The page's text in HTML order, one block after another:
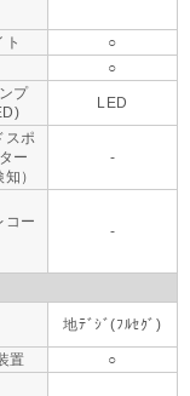
ト
○
○
プ
LED
スポ
ー
）
-
コー
-
地ﾃﾞｼﾞ(ﾌﾙｾｸﾞ)
置
○